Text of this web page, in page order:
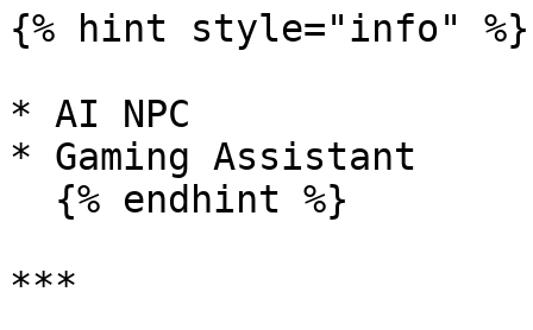
{% hint style="info" %}
* AI NPC
* Gaming Assistant
***